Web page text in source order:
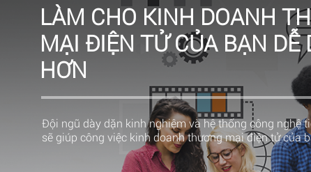
LÀM CHO KINH DOANH
MẠI ĐIỆN TỬ CỦA BẠN DỄ
HƠN
Đội ngũ dày dặn kinh nghiệm và hệ thống công nghệ
sẽ giúp công việc kinh doanh thương mại điện tử của